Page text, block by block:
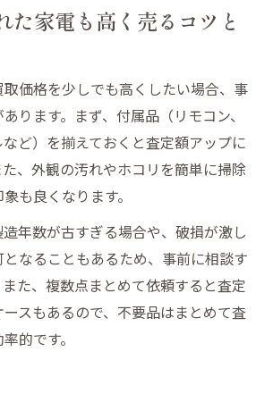
た家電も高く売るコツと
価格を少しでも高くしたい場合、事
ります。まず、付属品（リモコン、
ど）を揃えておくと査定額アップに
、外観の汚れやホコリを簡単に掃除
も良くなります。
年数が古すぎる場合や、破損が激し
なることもあるため、事前に相談す
た、複数点まとめて依頼すると査定
スもあるので、不要品はまとめて査
的です。